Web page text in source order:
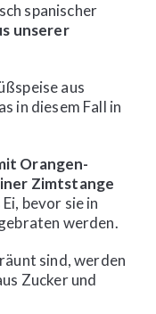
spanischer
unserer
aus
in diesem Fall in
Orangen-
Zimtstange
bevor sie in
werden.
sind, werden
Zucker und